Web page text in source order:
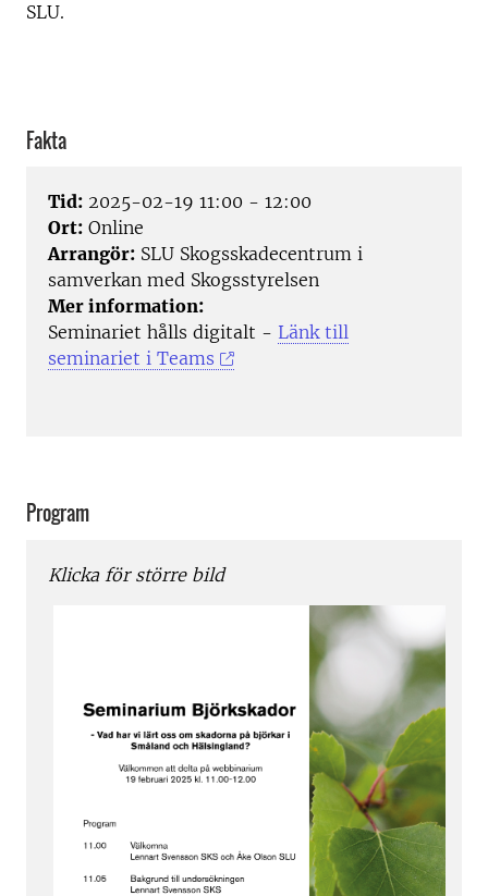
SLU.
Fakta
Tid: 2025-02-19 11:00 - 12:00
Ort: Online
Arrangör: SLU Skogsskadecentrum i
samverkan med Skogsstyrelsen
Mer information:
Seminariet hålls digitalt - Länk till
seminariet i Teams
Program
Klicka för större bild